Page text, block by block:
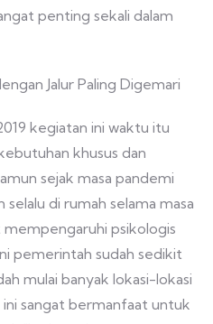
penting sekali dalam
kegiatan ini waktu itu
khusus dan
sejak masa pandemi
di rumah selama masa
psikologis
pemerintah sudah sedikit
mulai banyak lokasi-lokasi
sangat bermanfaat untuk